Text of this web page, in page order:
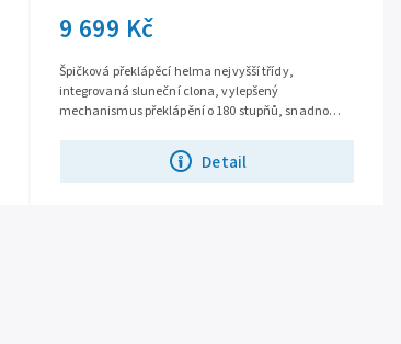
9 699 Kč
Detail
Špičková překlápěcí helma nejvyšší třídy,
integrovaná sluneční clona, vylepšený
mechanismus překlápění o 180 stupňů, snadno